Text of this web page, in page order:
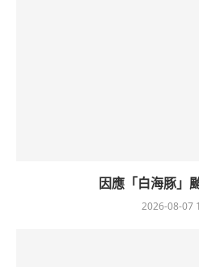
因應「白海豚」
2026-08-07